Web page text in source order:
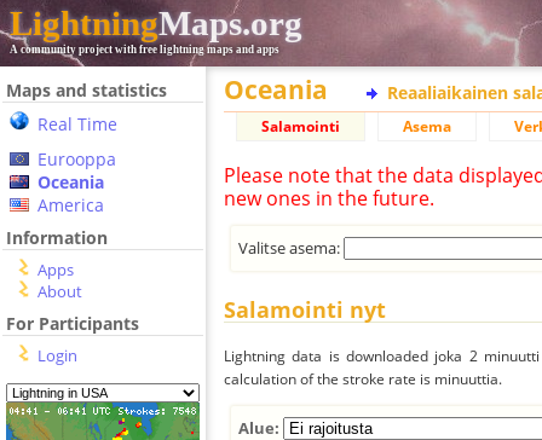
LightningMaps.org
A community project with free lightning maps and apps
Maps and statistics
Real Time
Eurooppa
Oceania
America
Information
Apps
About
For Participants
Login
Oceania Reaaliaikainen
Salamointi Asema
Please note that the data
new ones in the future.
Valitse asema:
Salamointi nyt
Lightning data is downloaded joka 2
calculation of the stroke rate is minuuttia.
Alue: